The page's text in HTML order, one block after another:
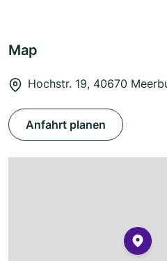
Map
Hochstr. 19, 40670
Anfahrt planen